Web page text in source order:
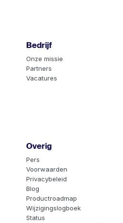
Bedrijf
Onze missie
Partners
Vacatures
Overig
Pers
Voorwaarden
Privacybeleid
Blog
Productroadmap
Wijzigingslogboek
Status